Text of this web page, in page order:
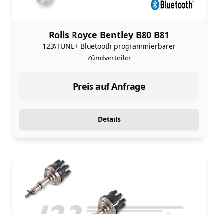
Rolls Royce Bentley B80 B81
123\TUNE+ Bluetooth programmierbarer
Zündverteiler
Preis auf Anfrage
Details